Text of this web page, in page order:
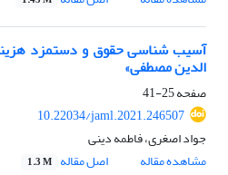
آسیب شناسی حقوق و دستمزد
الدین مصطفی»
صفحه25-41
10.22034/jaml.2021.246507
جواد اصغری، فاطمه دینی
مشاهده مقاله
اصل مقاله 1.3 M